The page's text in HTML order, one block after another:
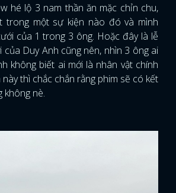
hé lộ 3 nam thần ăn mặc chỉn chu,
trong một sự kiện nào đó và mình
của 1 trong 3 ông. Hoặc đây là lễ
của Duy Anh cũng nên, nhìn 3 ông ai
không biết ai mới là nhân vật chính
thì chắc chắn rằng phim sẽ có kết
không nè.